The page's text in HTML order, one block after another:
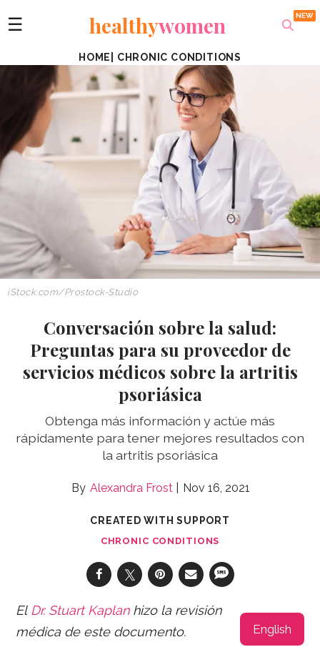
☰ healthywomen
HOME CHRONIC CONDITIONS
iStock.com/Prostock-Studio
Conversación sobre la salud:
Preguntas para su proveedor de
servicios médicos sobre la artritis
psoriásica
Obtenga más información y actúe más
rápidamente para tener mejores resultados con
la artritis psoriásica
Alexandra Frost Nov 16, 2021
CREATED WITH SUPPORT
CHRONIC CONDITIONS
English
El Dr. Stuart Kaplanhizo la revisión
médica de este documento.